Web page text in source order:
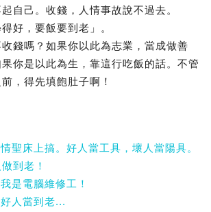
自己。收錢，人情事故說不過去。
好，要飯要到老」。
錢嗎？如果你以此為志業，當成做善
你是以此為生，靠這行吃飯的話。不管
，得先填飽肚子啊！
聖床上搞。好人當工具，壞人當陽具。
到老！
是電腦維修工！
人當到老...